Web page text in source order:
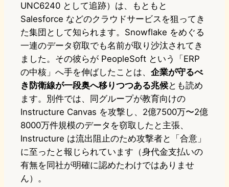
UNC6240 として追跡）は、もともと
Salesforce などのクラウドサービスを狙ってき
た集団として知られます。Snowflake をめぐる
一連のデータ窃取でも名前が取り沙汰されてき
ました。その彼らが PeopleSoft という「ERP
の中核」へ手を伸ばしたことは、 企業が守るべ
き防衛線が一段奥へ移りつつある兆候とも読め
ます。別件では、同グループが教育向けの
Instructure Canvas を攻撃し、2億7500万〜2億
8000万件規模のデータを窃取したと主張、
Instructure は流出阻止のため攻撃者と「合意」
に至ったと報じられています（身代金支払いの
有無を同社が明確に認めたわけではありませ
ん）。